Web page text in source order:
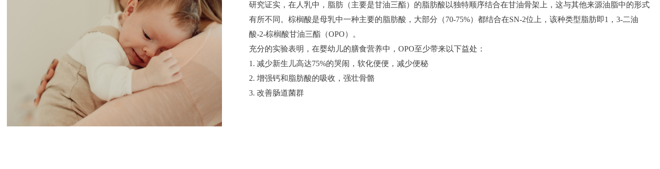
研究证实，在人乳中，脂肪（主要是甘油三酯）的脂肪酸以独特顺序结合在甘油骨架上，这与其他来源油脂中的形式
有所不同。棕榈酸是母乳中一种主要的脂肪酸，大部分（70-75%）都结合在SN-2位上，该种类型脂肪即1，3-二油
酸-2-棕榈酸甘油三酯（OPO）。
充分的实验表明，在婴幼儿的膳食营养中，OPO至少带来以下益处：
1. 减少新生儿高达75%的哭闹，软化便便，减少便秘
2. 增强钙和脂肪酸的吸收，强壮骨骼
3. 改善肠道菌群